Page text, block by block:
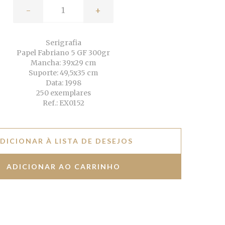
- +
Serigrafia
Papel Fabriano 5 GF 300gr
Mancha: 39x29 cm
Suporte: 49,5x35 cm
Data: 1998
250 exemplares
Ref.: EX0152
À LISTA DE DESEJOS